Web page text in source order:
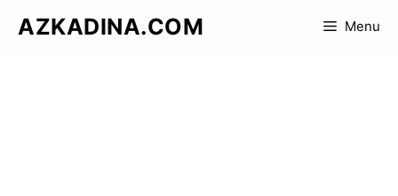
AZKADINA.COM Menu